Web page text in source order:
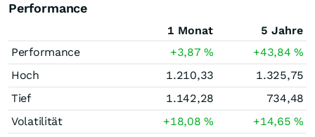
Performance
1 Monat
5 Jahre
Performance
+3,87% +43,84%
Hoch
1.210,33
1.325,75
Tief
1.142,28
734,48
Volatilität
+18,08% +14,65%